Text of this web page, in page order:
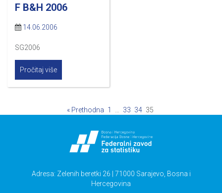
F B&H 2006
14.06.2006
SG2006
Pročitaj više
« Prethodna 1 33 34 35
Adresa: Zelenih beretki 26 | 71000 Sarajevo, Bosna i
Hercegovina